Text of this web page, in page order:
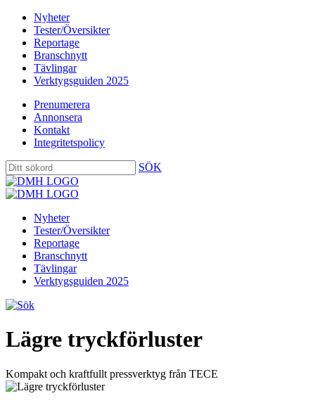
Nyheter
Tester/Översikter
Reportage
Branschnytt
Tävlingar
Verktygsguiden 2025
Prenumerera
Annonsera
Kontakt
Integritetspolicy
SÖK
Nyheter
Tester/Översikter
Reportage
Branschnytt
Tävlingar
Verktygsguiden 2025
Lägre tryckförluster
Kompakt och kraftfullt pressverktyg från TECE